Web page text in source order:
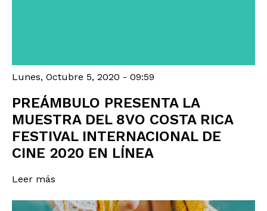
Lunes, Octubre 5, 2020 - 09:59
PREÁMBULO PRESENTA LA
MUESTRA DEL 8VO COSTA RICA
FESTIVAL INTERNACIONAL DE
CINE 2020 EN LÍNEA
Leer más